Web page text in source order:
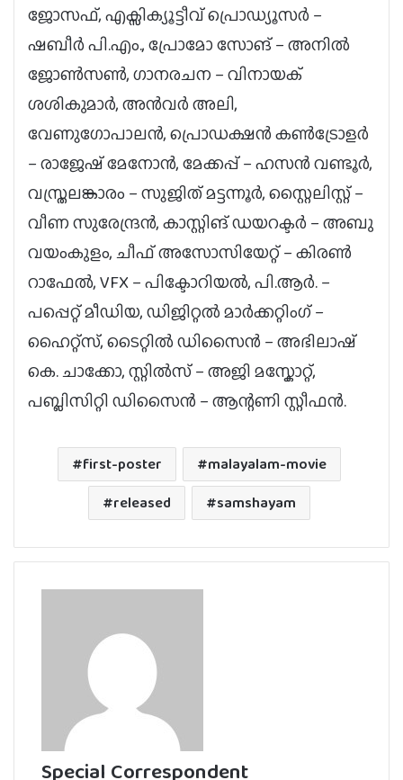
ജോസഫ്, എക്സിക്യൂട്ടീവ് പ്രൊഡ്യൂസർ –
ഷബീർ പി.എം., പ്രോമോ സോങ് – അനിൽ
ജോൺസൺ, ഗാനരചന – വിനായക്
ശശികുമാർ, അൻവർ അലി,
വേണുഗോപാലൻ, പ്രൊഡക്ഷൻ കൺട്രോളർ
– രാജേഷ് മേനോൻ, മേക്കപ്പ് – ഹസൻ വണ്ടൂർ,
വസ്ത്രലങ്കാരം – സുജിത് മട്ടന്നൂർ, സ്റ്റൈലിസ്റ്റ് –
വീണ സുരേന്ദ്രൻ, കാസ്റ്റിങ് ഡയറക്ടർ – അബു
വയംകുളം, ചീഫ് അസോസിയേറ്റ് – കിരൺ
റാഫേൽ, VFX – പിക്ടോറിയൽ, പി.ആർ. –
പപ്പെറ്റ് മീഡിയ, ഡിജിറ്റൽ മാർക്കറ്റിംഗ് –
ഹൈറ്റ്സ്, ടൈറ്റിൽ ഡിസൈൻ – അഭിലാഷ്
കെ. ചാക്കോ, സ്റ്റിൽസ് – അജി മസ്കോറ്റ്,
പബ്ലിസിറ്റി ഡിസൈൻ – ആന്റണി സ്റ്റീഫൻ.
first-poster
malayalam-movie
released
samshayam
Special Correspondent